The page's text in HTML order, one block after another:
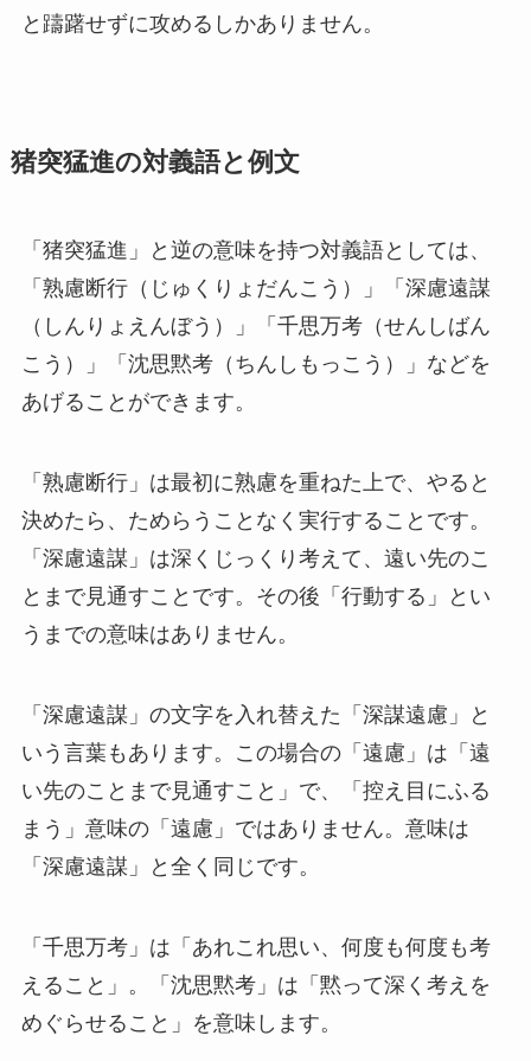
と躊躇せずに攻めるしかありません。
猪突猛進の対義語と例文
「猪突猛進」と逆の意味を持つ対義語としては、
「熟慮断行（じゅくりょだんこう）」「深慮遠謀
（しんりょえんぼう）」「千思万考（せんしばん
こう）」「沈思黙考（ちんしもっこう）」などを
あげることができます。
「熟慮断行」は最初に熟慮を重ねた上で、やると
決めたら、ためらうことなく実行することです。
「深慮遠謀」は深くじっくり考えて、遠い先のこ
とまで見通すことです。その後「行動する」とい
うまでの意味はありません。
「深慮遠謀」の文字を入れ替えた「深謀遠慮」と
いう言葉もあります。この場合の「遠慮」は「遠
い先のことまで見通すこと」で、「控え目にふる
まう」意味の「遠慮」ではありません。意味は
「深慮遠謀」と全く同じです。
「千思万考」は「あれこれ思い、何度も何度も考
えること」。「沈思黙考」は「黙って深く考えを
めぐらせること」を意味します。